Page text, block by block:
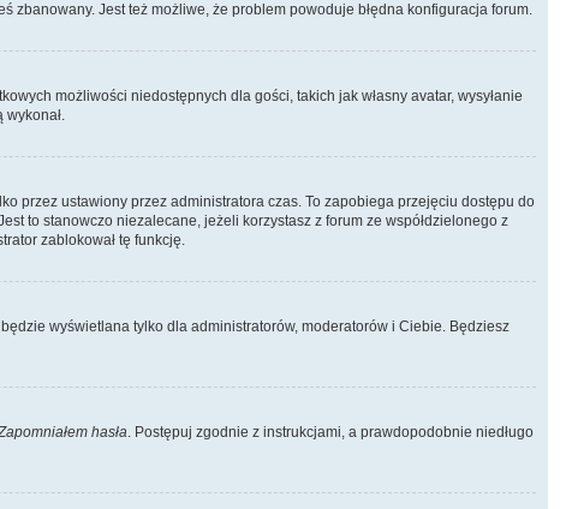
zbanowany. Jest też możliwe, że problem powoduje błędna konfiguracja forum.
możliwości niedostępnych dla gości, takich jak własny avatar, wysyłanie
przez ustawiony przez administratora czas. To zapobiega przejęciu dostępu do
to stanowczo niezalecane, jeżeli korzystasz z forum ze współdzielonego z
zablokował tę funkcję.
wyświetlana tylko dla administratorów, moderatorów i Ciebie. Będziesz
hasła. Postępuj zgodnie z instrukcjami, a prawdopodobnie niedługo